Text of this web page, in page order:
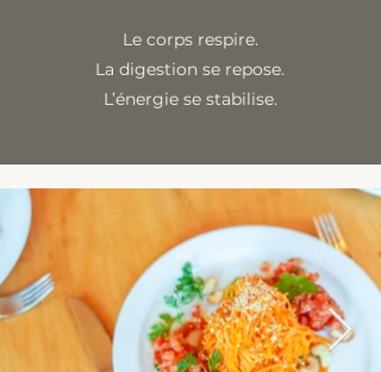
Le corps respire.
La digestion se repose.
L’énergie se stabilise.